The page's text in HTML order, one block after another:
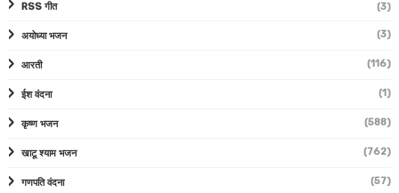
RSS गीत (3)
अयोध्या भजन (3)
आरती (116)
ईश वंदना (1)
कृष्ण भजन (588)
खाटू श्याम भजन (762)
गणपति वंदना (57)